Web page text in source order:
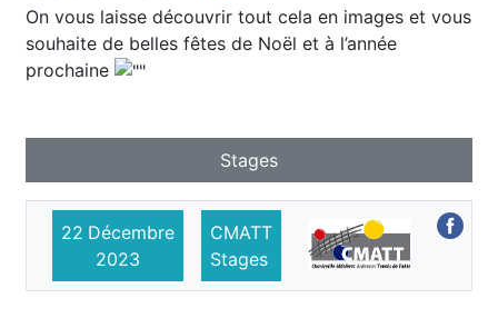
On vous laisse découvrir tout cela en images et vous
souhaite de belles fêtes de Noël et à l’année
prochaine
Stages
22 Décembre
2023
CMATT
Stages